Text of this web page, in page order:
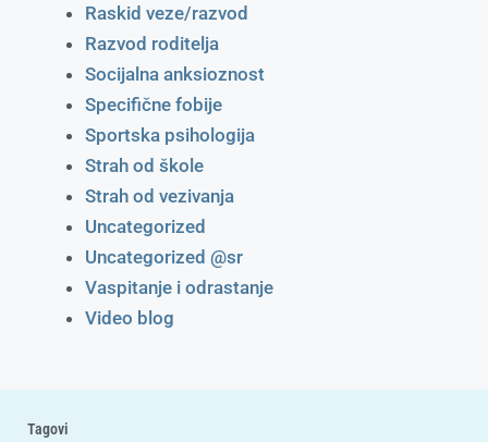
Raskid veze/razvod
Razvod roditelja
Socijalna anksioznost
Specifične fobije
Sportska psihologija
Strah od škole
Strah od vezivanja
Uncategorized
Uncategorized @sr
Vaspitanje i odrastanje
Video blog
Tagovi